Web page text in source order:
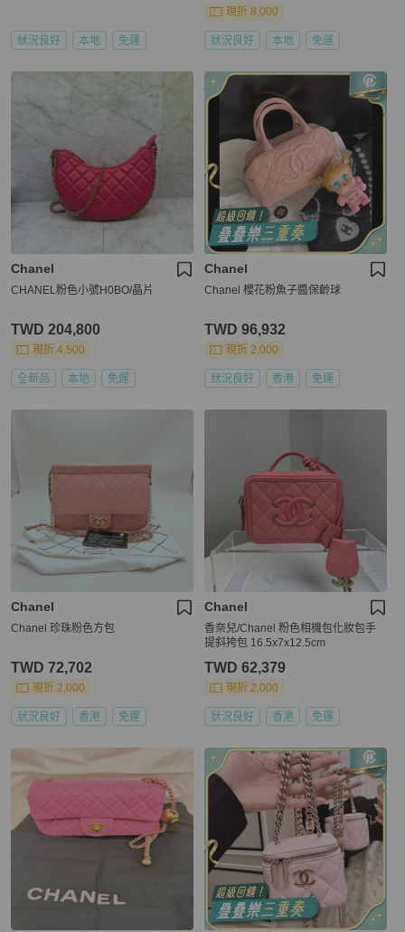
狀況良好 本地 免運
現折 8,000
狀況良好 本地 免運
Chanel
CHANEL粉色小號H0BO/晶片
TWD 204,800
現折 4,500
全新品 本地 免運
Chanel
Chanel 櫻花粉魚子醬保齡球
TWD 96,932
現折 2,000
狀況良好 香港 免運
Chanel
Chanel 珍珠粉色方包
TWD 72,702
現折 2,000
狀況良好 香港 免運
Chanel
香奈兒/Chanel 粉色相機包化妝包手
提斜挎包 16.5x7x12.5cm
TWD 62,379
現折 2,000
狀況良好 香港 免運